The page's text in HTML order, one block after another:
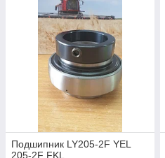
Подшипник LY205-2F YEL
205-2F FKL